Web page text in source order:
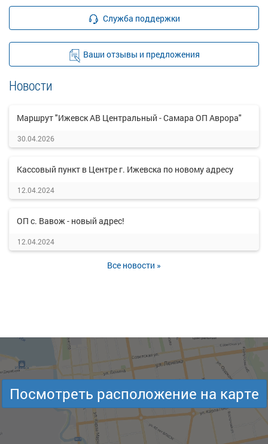
Служба поддержки
Ваши отзывы и предложения
Новости
Маршрут "Ижевск АВ Центральный - Самара ОП Аврора"
30.04.2026
Кассовый пункт в Центре г. Ижевска по новому адресу
12.04.2024
ОП с. Вавож - новый адрес!
12.04.2024
Все новости »
Посмотреть расположение на карте